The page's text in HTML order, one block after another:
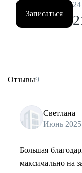
Записаться
24
Отзывы9
Светлана
Июнь 2025
Большая
максимально на